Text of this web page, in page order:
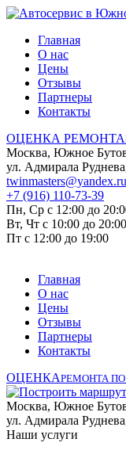
Главная
О нас
Цены
Отзывы
Партнеры
Контакты
ОЦЕНКА РЕМОНТА
Москва, Южное
ул. Адмирала
twinmasters@yandex.ru
+7 (916) 110-73-39
Пн, Ср с 12:00 до
Вт, Чт с 10:00 до 20:00
Пт с 12:00 до 19:00
Главная
О нас
Цены
Отзывы
Партнеры
Контакты
ОЦЕНКАРЕМОНТА
Москва, Южное
ул. Адмирала
Наши услуги